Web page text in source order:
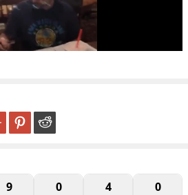
9 0 4 0